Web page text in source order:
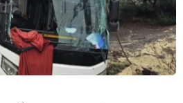
do Bộ Thông tin và Truyền thông
Thị Tám: 093.5958688, Email:
(024) 39411348, Fax: (024)